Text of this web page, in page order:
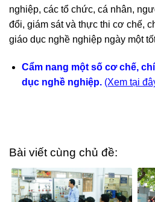
nghiệp, các tổ chức, cá nhân,
đổi, giám sát và thực thi cơ chế,
giáo dục nghề nghiệp ngày một
Cẩm nang một số cơ chế,
dục nghề nghiệp. (Xem tại
Bài viết cùng chủ đề: